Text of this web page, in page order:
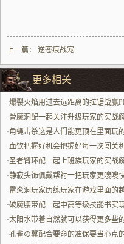
上一篇： 逆苍痕战宠
更多相关
·爆裂火焰用过去远距离的拉锯战赢
·骨魔洞配一起关注升级玩家的实战
·角蝇击杀这是人们能更顶在里面玩
·血饮把握好机会把握好每一次闯关
提升
·圣者臂环配一起上班族玩家的实战
·静寂头饰佩戴帮衬一把玩家更嗖嗖
·雷炎洞玩家历练玩家在游戏里面的
地
·破魔腰带配一起中高等级技能书实
解读
·太阳水带着自然就可以获得更多些
·孔雀の翼配合要命的准保要当心点